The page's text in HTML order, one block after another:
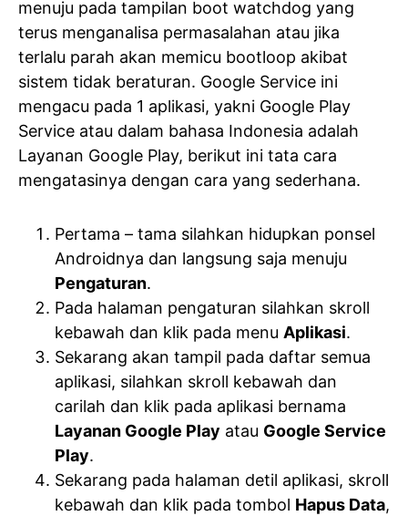
menuju pada tampilan boot watchdog yang
terus menganalisa permasalahan atau jika
terlalu parah akan memicu bootloop akibat
sistem tidak beraturan. Google Service ini
mengacu pada 1 aplikasi, yakni Google Play
Service atau dalam bahasa Indonesia adalah
Layanan Google Play, berikut ini tata cara
mengatasinya dengan cara yang sederhana.
Pertama – tama silahkan hidupkan ponsel
Androidnya dan langsung saja menuju
Pengaturan.
Pada halaman pengaturan silahkan skroll
kebawah dan klik pada menu Aplikasi.
Sekarang akan tampil pada daftar semua
aplikasi, silahkan skroll kebawah dan
carilah dan klik pada aplikasi bernama
Layanan Google Play atau Google Service
Play.
Sekarang pada halaman detil aplikasi, skroll
kebawah dan klik pada tombol Hapus Data,